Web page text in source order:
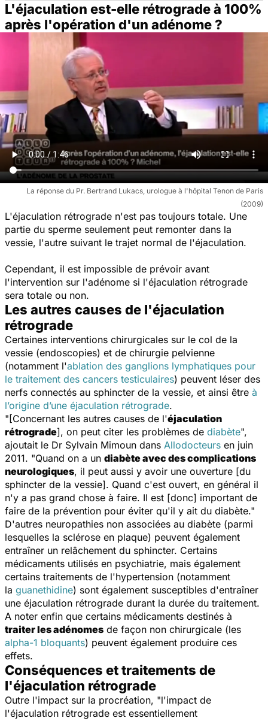
L'éjaculation est-elle rétrograde à 100%
après l'opération d'un adénome ?
La réponse du Pr. Bertrand Lukacs, urologue à l'hôpital Tenon de Paris
(2009)
L'éjaculation rétrograde n'est pas toujours totale. Une
partie du sperme seulement peut remonter dans la
vessie, l'autre suivant le trajet normal de l'éjaculation.
Cependant, il est impossible de prévoir avant
l'intervention sur l'adénome si l'éjaculation rétrograde
sera totale ou non.
Les autres causes de l'éjaculation
rétrograde
Certaines interventions chirurgicales sur le col de la
vessie (endoscopies) et de chirurgie pelvienne
(notamment l'ablation des ganglions lymphatiques pour
le traitement des cancers testiculaires) peuvent léser des
nerfs connectés au sphincter de la vessie, et ainsi être à
l’origine d’une éjaculation rétrograde.
"[Concernant les autres causes de l'éjaculation
rétrograde], on peut citer les problèmes de diabète",
ajoutait le Dr Sylvain Mimoun dans Allodocteurs en juin
2011. "Quand on a un diabète avec des complications
neurologiques, il peut aussi y avoir une ouverture [du
sphincter de la vessie]. Quand c'est ouvert, en général il
n'y a pas grand chose à faire. Il est [donc] important de
faire de la prévention pour éviter qu'il y ait du diabète."
D'autres neuropathies non associées au diabète (parmi
lesquelles la sclérose en plaque) peuvent également
entraîner un relâchement du sphincter. Certains
médicaments utilisés en psychiatrie, mais également
certains traitements de l'hypertension (notamment
la guanethidine) sont également susceptibles d'entraîner
une éjaculation rétrograde durant la durée du traitement.
A noter enfin que certains médicaments destinés à
traiter les adénomes de façon non chirurgicale (les
alpha-1 bloquants) peuvent également produire ces
effets.
Conséquences et traitements de
l'éjaculation rétrograde
Outre l'impact sur la procréation, "l'impact de
l'éjaculation rétrograde est essentiellement